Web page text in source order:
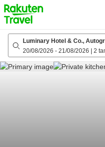
to
top
page
Luminary Hotel & Co.,
20/08/2026 - 21/08/2026 2